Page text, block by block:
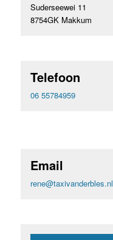
Suderseewei 11
8754GK Makkum
Telefoon
06 55784959
Email
rene@taxivanderbles.nl